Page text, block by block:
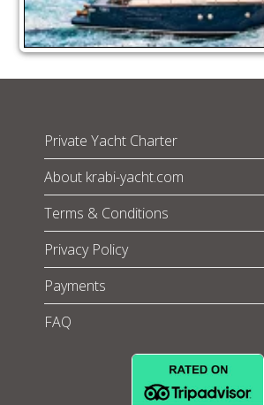
Private Yacht Charter
About krabi-yacht.com
Terms & Conditions
Privacy Policy
Payments
FAQ